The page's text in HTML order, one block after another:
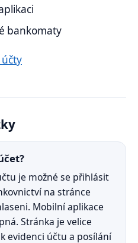
bankomaty
je možné se přihlásit
na stránce
Mobilní aplikace
Stránka je velice
evidenci účtu a posílání